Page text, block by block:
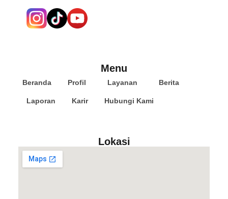
Menu
Beranda Profil Layanan Berita
Laporan Karir Hubungi Kami
Lokasi